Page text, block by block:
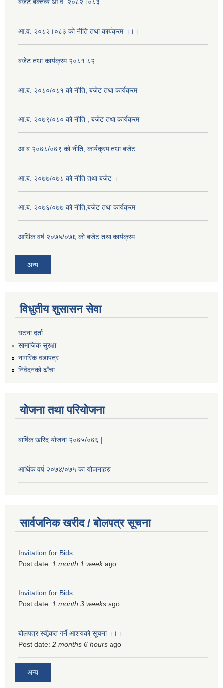
बजेट बक्तव्य आ.व. २०८२।०८३
आ.व. २०८२।०८३ को नीति तथा कार्यक्रम ।।।
बजेट तथा कार्यक्रम २०८१.८२
आ.ब. २०८०/०८१ को नीति, बजेट तथा कार्यक्रम
आ.ब. २०७९/०८० को नीति , बजेट तथा कार्यक्रम
आ ब २०७८/०७९ को नीति, कार्यक्रम तथा बजेट
आ.ब. २०७७/०७८ को नीति तथा बजेट ।
आ.ब. २०७६/०७७ को नीति,बजेट तथा कार्यक्रम
आर्थिक वर्ष २०७५/०७६ को बजेट तथा कार्यक्रम
अन्य
विधुतीय शुसासन सेवा
घटना दर्ता
सामाजिक सुरक्षा
नागरिक वडापत्र
निवेदनको ढाँचा
योजना तथा परियोजना
बार्षिक खरिद योजना २०७५/०७६ |
आर्थिक वर्ष २०७४/०७५ का योजनाहरु
सार्वजनिक खरीद / बोलपत्र सूचना
Invitation for Bids
Post date: 1 month 1 weekago
Invitation for Bids
Post date: 1 month 3 weeks ago
बोलपत्र स्वीृकत गर्ने आशयको सूचना ।।।
Post date: 2 months 6 hours ago
अन्य